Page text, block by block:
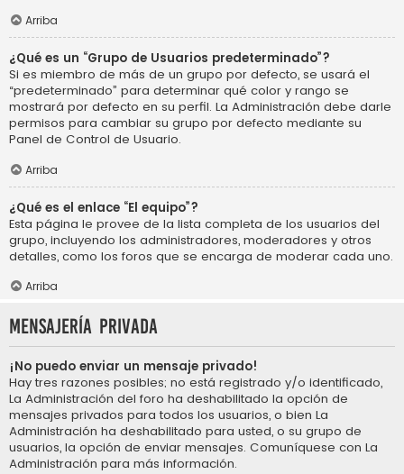
Arriba
¿Qué es un “Grupo de Usuarios predeterminado”?
Si es miembro de más de un grupo por defecto, se usará el
“predeterminado” para determinar qué color y rango se
mostrará por defecto en su perfil. La Administración debe darle
permisos para cambiar su grupo por defecto mediante su
Panel de Control de Usuario.
Arriba
¿Qué es el enlace “El equipo”?
Esta página le provee de la lista completa de los usuarios del
grupo, incluyendo los administradores, moderadores y otros
detalles, como los foros que se encarga de moderar cada uno.
Arriba
Mensajería privada
¡No puedo enviar un mensaje privado!
Hay tres razones posibles; no está registrado y/o identificado,
La Administración del foro ha deshabilitado la opción de
mensajes privados para todos los usuarios, o bien La
Administración ha deshabilitado para usted, o su grupo de
usuarios, la opción de enviar mensajes. Comuníquese con La
Administración para más información.